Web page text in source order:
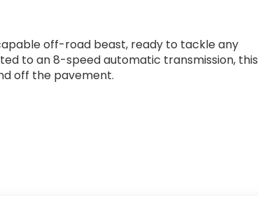
off-road beast, ready to tackle any
to an 8-speed automatic transmission, this
off the pavement.